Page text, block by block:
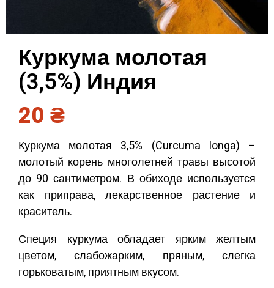
Куркума молотая
(3,5%) Индия
20₴
Куркума молотая 3,5% (Curcuma longa) –
молотый корень многолетней травы высотой
до 90 сантиметром. В обиходе используется
как приправа, лекарственное растение и
краситель.
Специя куркума обладает ярким желтым
цветом, слабожарким, пряным, слегка
горьковатым, приятным вкусом.